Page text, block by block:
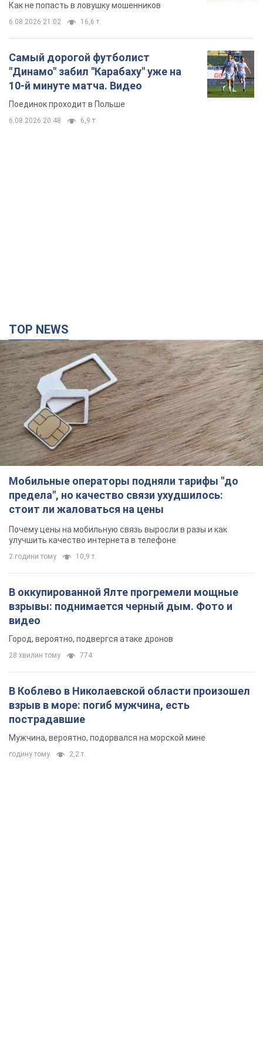
6.08.2026 20:48 6,9 т.
Мобильные операторы подняли тарифы "до
предела", но качество связи ухудшилось:
стоит ли жаловаться на цены
Почему цены на мобильную связь выросли в разы и как
улучшить качество интернета в телефоне
2 години тому 10,9 т.
В оккупированной Ялте прогремели мощные
взрывы: поднимается черный дым. Фото и
видео
28 хвилин тому 774
В Коблево в Николаевской области произошел
взрыв в море: погиб мужчина, есть
пострадавшие
Мужчина, вероятно, подорвался на морской мине
годину тому 2,2 т.